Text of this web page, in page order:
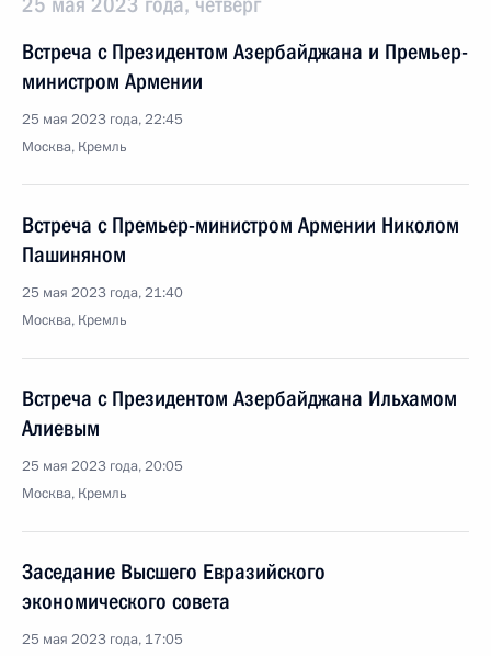
Встреча с Президентом Азербайджана и Премьер-
министром Армении
25 мая 2023 года, 22:45
Москва, Кремль
Встреча с Премьер-министром Армении Николом
Пашиняном
25 мая 2023 года, 21:40
Москва, Кремль
Встреча с Президентом Азербайджана Ильхамом
Алиевым
25 мая 2023 года, 20:05
Москва, Кремль
Заседание Высшего Евразийского
экономического совета
25 мая 2023 года, 17:05